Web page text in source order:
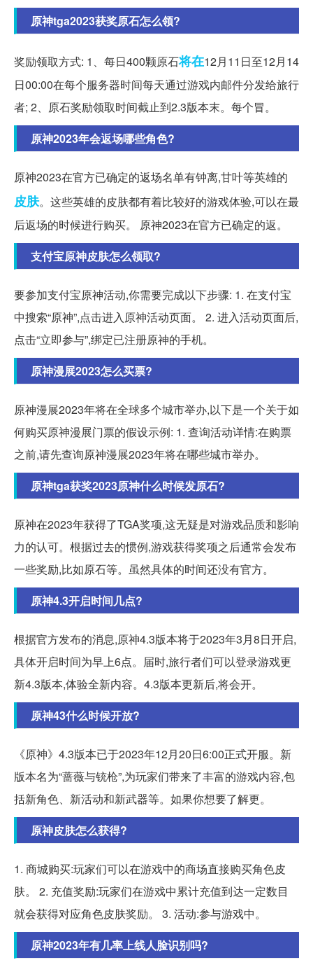
原神tga2023获奖原石怎么领?
奖励领取方式: 1、每日400颗原石将在12月11日至12月14
日00:00在每个服务器时间每天通过游戏内邮件分发给旅行
者; 2、原石奖励领取时间截止到2.3版本末。每个冒。
原神2023年会返场哪些角色?
原神2023在官方已确定的返场名单有钟离,甘叶等英雄的
皮肤。这些英雄的皮肤都有着比较好的游戏体验,可以在最
后返场的时候进行购买。 原神2023在官方已确定的返。
支付宝原神皮肤怎么领取?
要参加支付宝原神活动,你需要完成以下步骤: 1. 在支付宝
中搜索“原神”,点击进入原神活动页面。 2. 进入活动页面后,
点击“立即参与”,绑定已注册原神的手机。
原神漫展2023怎么买票?
原神漫展2023年将在全球多个城市举办,以下是一个关于如
何购买原神漫展门票的假设示例: 1. 查询活动详情:在购票
之前,请先查询原神漫展2023年将在哪些城市举办。
原神tga获奖2023原神什么时候发原石?
原神在2023年获得了TGA奖项,这无疑是对游戏品质和影响
力的认可。根据过去的惯例,游戏获得奖项之后通常会发布
一些奖励,比如原石等。虽然具体的时间还没有官方。
原神4.3开启时间几点?
根据官方发布的消息,原神4.3版本将于2023年3月8日开启,
具体开启时间为早上6点。届时,旅行者们可以登录游戏更
新4.3版本,体验全新内容。4.3版本更新后,将会开。
原神43什么时候开放?
《原神》4.3版本已于2023年12月20日6:00正式开服。新
版本名为“蔷薇与铳枪”,为玩家们带来了丰富的游戏内容,包
括新角色、新活动和新武器等。如果你想要了解更。
原神皮肤怎么获得?
1. 商城购买:玩家们可以在游戏中的商场直接购买角色皮
肤。 2. 充值奖励:玩家们在游戏中累计充值到达一定数目
就会获得对应角色皮肤奖励。 3. 活动:参与游戏中。
原神2023年有几率上线人脸识别吗?